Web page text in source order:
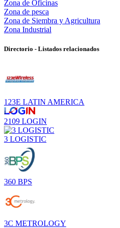
Zona de Oficinas
Zona de pesca
Zona de Siembra y Agricultura
Zona Industrial
Directorio - Listados relacionados
123E LATIN AMERICA
2109 LOGIN
3 LOGISTIC
360 BPS
3C METROLOGY